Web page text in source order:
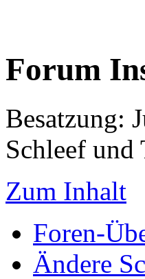
Forum
Besatzung:
Schleef und
Zum Inhalt
Foren-
Ändere